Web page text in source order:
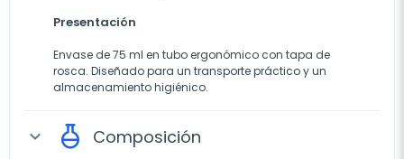
Presentación
Envase de 75 ml en tubo ergonómico con tapa de
rosca. Diseñado para un transporte práctico y un
almacenamiento higiénico.
expand_more Composición